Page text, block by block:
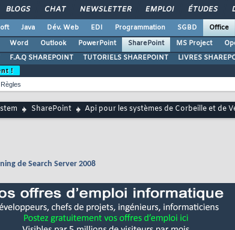
BLOGS CHAT NEWSLETTER EMPLOI ÉTUDES
Java Dév. Web EDI Programmation SGBD Office
Word Outlook PowerPoint SharePoint MS Project
F.A.Q SHAREPOINT TUTORIELS SHAREPOINT LIVRES
!
Règles
SharePoint Api pour les systèmes de Corbeille et de
de Search Server 2008